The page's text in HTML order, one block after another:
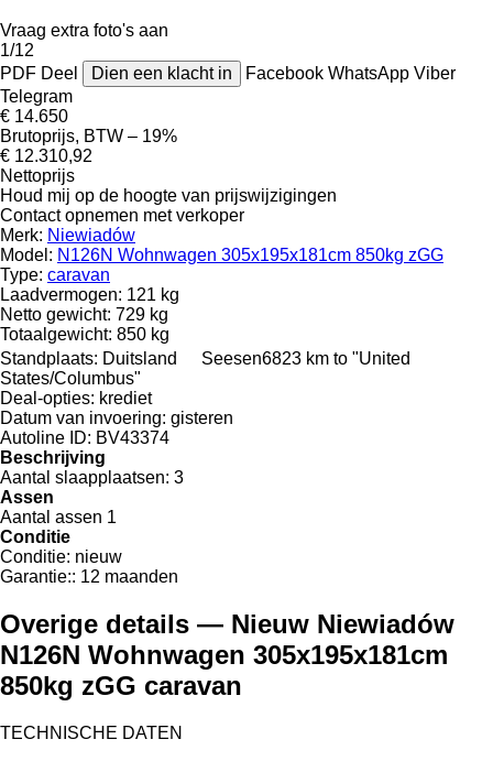
Vraag extra foto's aan
1/12
PDF Deel Dien een klacht in Facebook WhatsApp Viber
Telegram
€ 14.650
Brutoprijs, BTW – 19%
€ 12.310,92
Nettoprijs
Houd mij op de hoogte van prijswijzigingen
Contact opnemen met verkoper
Merk: Niewiadów
Model: N126N Wohnwagen 305x195x181cm 850kg zGG
Type: caravan
Laadvermogen: 121 kg
Netto gewicht: 729 kg
Totaalgewicht: 850 kg
Standplaats: Duitsland Seesen6823 km to "United
States/Columbus"
Deal-opties: krediet
Datum van invoering: gisteren
Autoline ID: BV43374
Beschrijving
Aantal slaapplaatsen: 3
Assen
Aantal assen 1
Conditie
Conditie: nieuw
Garantie:: 12 maanden
Overige details — Nieuw Niewiadów
N126N Wohnwagen 305x195x181cm
850kg zGG caravan
TECHNISCHE DATEN